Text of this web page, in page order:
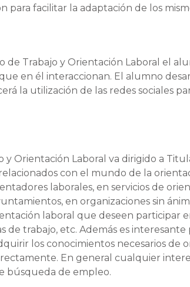
facilitar la adaptación de los
de Trabajo y Orientación Laboral el
en él interaccionan. El alumno
la utilización de las redes sociales
Orientación Laboral va dirigido a
con el mundo de la
laborales, en servicios de
en organizaciones sin
laboral que deseen participar
de trabajo, etc. Además es interesante
los conocimientos necesarios de
En general cualquier
búsqueda de empleo.